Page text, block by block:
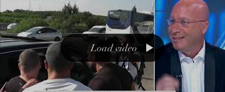
Load video